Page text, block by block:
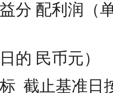
分 配利润（
的 民币元）
截止基准日